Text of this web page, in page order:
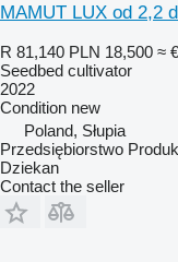
MAMUT LUX od 2,2
R 81,140 PLN 18,500 ≈
Seedbed cultivator
2022
Condition new
Poland, Słupia
Przedsiębiorstwo
Dziekan
Contact the seller